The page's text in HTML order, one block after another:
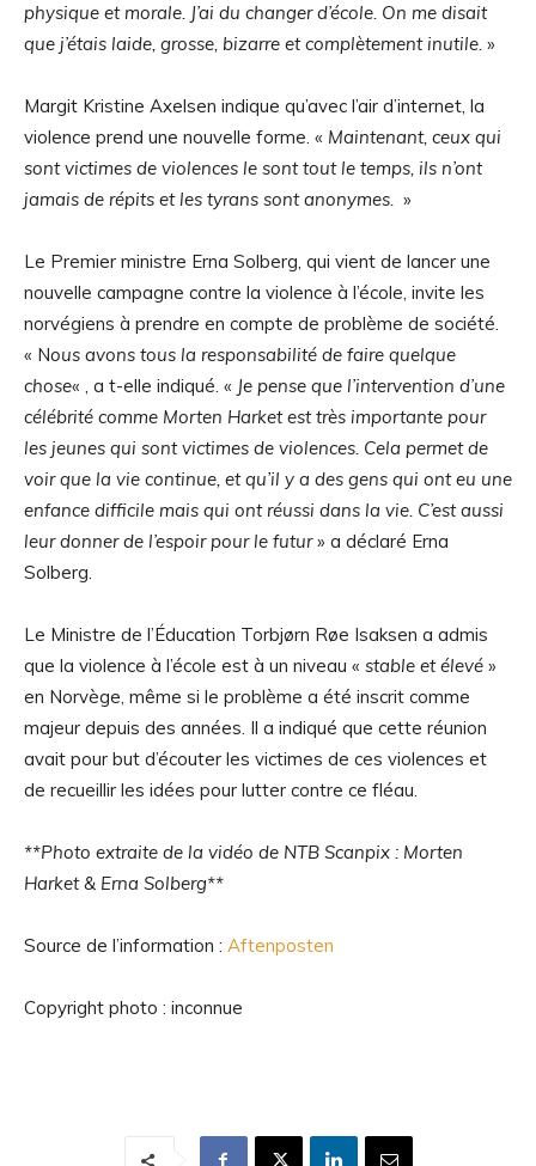
physique et morale. J’ai du changer d’école. On me disait
que j’étais laide, grosse, bizarre et complètement inutile. »
Margit Kristine Axelsen indique qu’avec l’air d’internet, la
violence prend une nouvelle forme. « Maintenant, ceux qui
sont victimes de violences le sont tout le temps, ils n’ont
jamais de répits et les tyrans sont anonymes. »
Le Premier ministre Erna Solberg, qui vient de lancer une
nouvelle campagne contre la violence à l’école, invite les
norvégiens à prendre en compte de problème de société.
« Nous avons tous la responsabilité de faire quelque
chose« , a t-elle indiqué. « Je pense que l’intervention d’une
célébrité comme Morten Harket est très importante pour
les jeunes qui sont victimes de violences. Cela permet de
voir que la vie continue, et qu’il y a des gens qui ont eu une
enfance difficile mais qui ont réussi dans la vie. C’est aussi
leur donner de l’espoir pour le futur» a déclaré Erna
Solberg.
Le Ministre de l’Éducation Torbjørn Røe Isaksen a admis
que la violence à l’école est à un niveau « stable et élevé »
en Norvège, même si le problème a été inscrit comme
majeur depuis des années. Il a indiqué que cette réunion
avait pour but d’écouter les victimes de ces violences et
de recueillir les idées pour lutter contre ce fléau.
**Photo extraite de la vidéo de NTB Scanpix : Morten
Harket & Erna Solberg**
Source de l’information : Aftenposten
Copyright photo : inconnue